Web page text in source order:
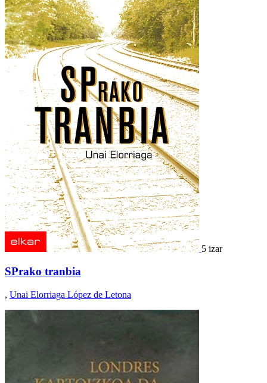
5 izar
SPrako tranbia
, Unai Elorriaga López de Letona